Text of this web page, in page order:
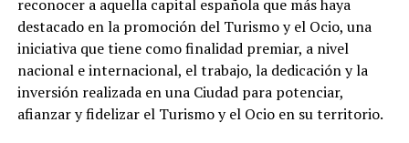
reconocer a aquella capital española que más haya
destacado en la promoción del Turismo y el Ocio, una
iniciativa que tiene como finalidad premiar, a nivel
nacional e internacional, el trabajo, la dedicación y la
inversión realizada en una Ciudad para potenciar,
afianzar y fidelizar el Turismo y el Ocio en su territorio.